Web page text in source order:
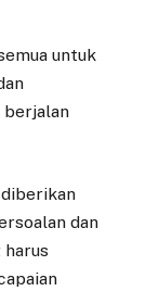
untuk
berjalan
dan